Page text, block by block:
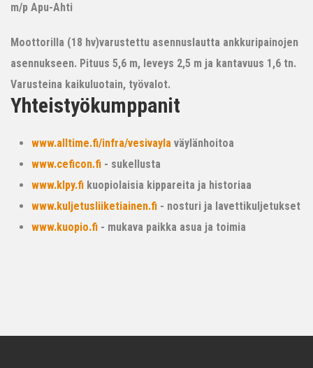
m/p Apu-Ahti
Moottorilla (18 hv)varustettu asennuslautta ankkuripainojen
asennukseen. Pituus 5,6 m, leveys 2,5 m ja kantavuus 1,6 tn.
Varusteina kaikuluotain, työvalot.
Yhteistyökumppanit
www.alltime.fi/infra/vesivayla väylänhoitoa
www.ceficon.fi - sukellusta
www.klpy.fi kuopiolaisia kippareita ja historiaa
www.kuljetusliiketiainen.fi - nosturi ja lavettikuljetukset
www.kuopio.fi - mukava paikka asua ja toimia